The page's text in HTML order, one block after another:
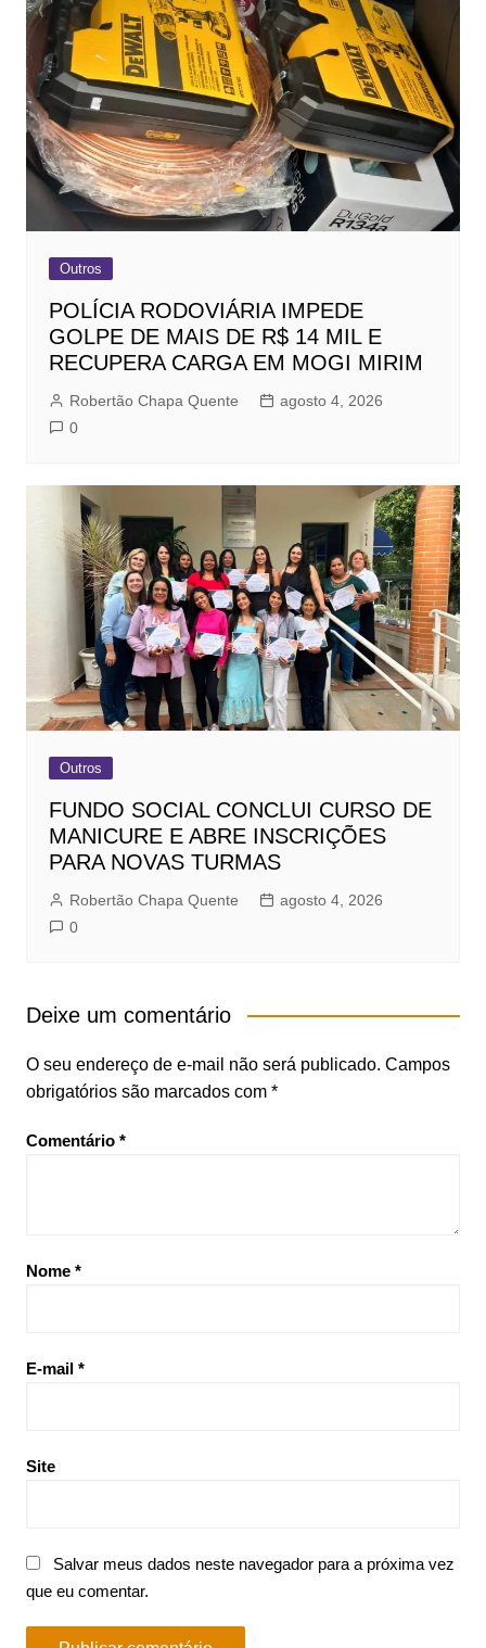
Outros
POLÍCIA RODOVIÁRIA IMPEDE
GOLPE DE MAIS DE R$ 14 MIL E
RECUPERA CARGA EM MOGI MIRIM
Robertão Chapa Quente
agosto 4, 2026
0
Outros
FUNDO SOCIAL CONCLUI CURSO DE
MANICURE E ABRE INSCRIÇÕES
PARA NOVAS TURMAS
Robertão Chapa Quente
agosto 4, 2026
0
Deixe um comentário
O seu endereço de e-mail não será publicado. Campos
obrigatórios são marcados com *
Comentário *
Nome *
E-mail *
Site
Salvar meus dados neste navegador para a próxima vez
que eu comentar.